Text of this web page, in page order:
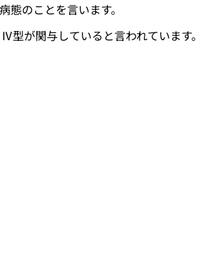
のことを言います。
が関与していると言われています。